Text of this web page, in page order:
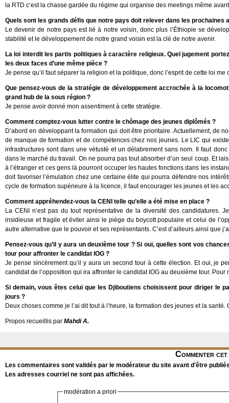
la RTD c’est la chasse gardée du régime qui organise des meetings même
Quels sont les grands défis que notre pays doit relever dans les prochaines
Le devenir de notre pays est lié à notre voisin, donc plus l’Éthiopie se
stabilité et le développement de notre grand voisin est la clé de notre avenir.
La loi interdit les partis politiques à caractère religieux. Quel jugement
les deux faces d’une même pièce ?
Je pense qu’il faut séparer la religion et la politique, donc l’esprit de cette loi me
Que pensez-vous de la stratégie de développement accrochée à la
grand hub de la sous région ?
Je pense avoir donné mon assentiment à cette stratégie.
Comment comptez-vous lutter contre le chômage des jeunes diplômés ?
D’abord en développant la formation qui doit être prioritaire. Actuellement, de
de manque de formation et de compétences chez nos jeunes. Le LIC qui
infrastructures sont dans une vétusté et un délabrement sans nom. Il faut
dans le marché du travail. On ne pourra pas tout absorber d’un seul coup. Et
à l’étranger et ces gens là pourront occuper les hautes fonctions dans les
doit favoriser l’émulation chez une certaine élite qui pourra défendre nos
cycle de formation supérieure à la licence, il faut encourager les jeunes et les
Comment appréhendez-vous la CENI telle qu’elle a été mise en place ?
La CENI n’est pas du tout représentative de la diversité des candidatures.
insidieuse et fragile et éviter ainsi le piège du boycott populaire et celui de
autre alternative que le pouvoir et ses représentants. C’est d’ailleurs ainsi que
Pensez-vous qu’il y aura un deuxième tour ? Si oui, quelles sont vos
tour pour affronter le candidat IOG ?
Je pense sincèrement qu’il y aura un second tour à cette élection. Et oui, je
candidat de l’opposition qui ira affronter le candidat IOG au deuxième tour.
Si demain, vous êtes celui que les Djiboutiens choisissent pour diriger le
jours ?
Deux choses comme je l’ai dit tout à l’heure, la formation des jeunes et la
Propos recueillis par Mahdi A.
Commenter
Les commentaires sont validés par le modérateur du site avant d'être
Les adresses courriel ne sont pas affichées.
modération a priori